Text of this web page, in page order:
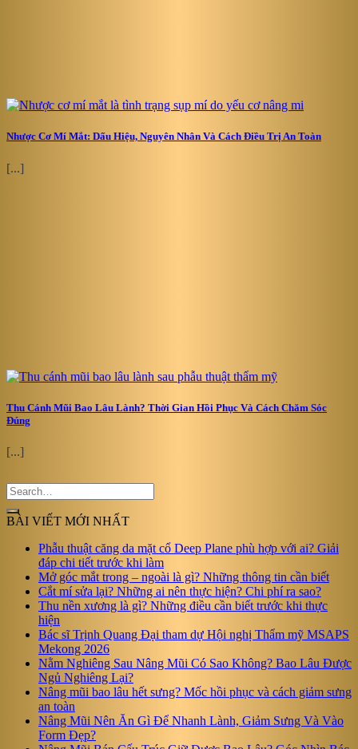
Nhược Cơ Mí Mắt: Dấu Hiệu, Nguyên Nhân Và Cách Điều Trị An Toàn
[...]
Thu Cánh Mũi Bao Lâu Lành? Thời Gian Hồi Phục Và Cách Chăm Sóc
Đúng
[...]
BÀI VIẾT MỚI NHẤT
Phẫu thuật căng da mặt cổ Deep Plane phù hợp với ai? Giải
đáp chi tiết trước khi làm
Mở góc mắt trong – ngoài là gì? Những thông tin cần biết
Cắt mí sửa lại? Những ai nên thực hiện? Chi phí ra sao?
Thu nền xương là gì? Những điều cần biết trước khi thực
hiện
Bác sĩ Trịnh Quang Đại tham dự Hội nghị Thẩm mỹ MSAPS
Mekong 2026
Nằm Nghiêng Sau Nâng Mũi Có Sao Không? Bao Lâu Được
Ngủ Nghiêng Lại?
Nâng mũi bao lâu hết sưng? Mốc hồi phục và cách giảm sưng
an toàn
Nâng Mũi Nên Ăn Gì Để Nhanh Lành, Giảm Sưng Và Vào
Form Đẹp?